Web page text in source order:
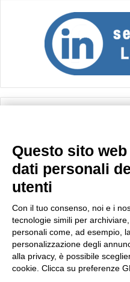
Importo netto
Calcola
Questo sito
dati personali
utenti
Con il tuo consenso, noi e i
tecnologie simili per
personali come, ad esempio,
personalizzazione degli
alla privacy, è possibile
cookie. Clicca su preferenze